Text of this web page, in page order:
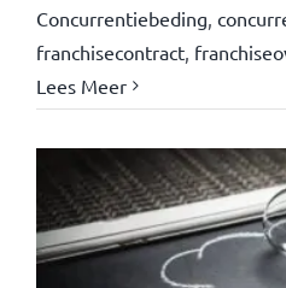
Concurrentiebeding
franchisecontract,
Lees Meer